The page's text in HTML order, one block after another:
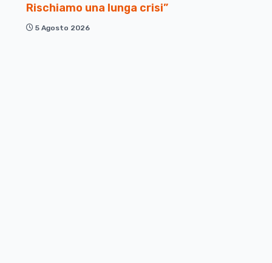
Rischiamo una lunga crisi”
5 Agosto 2026